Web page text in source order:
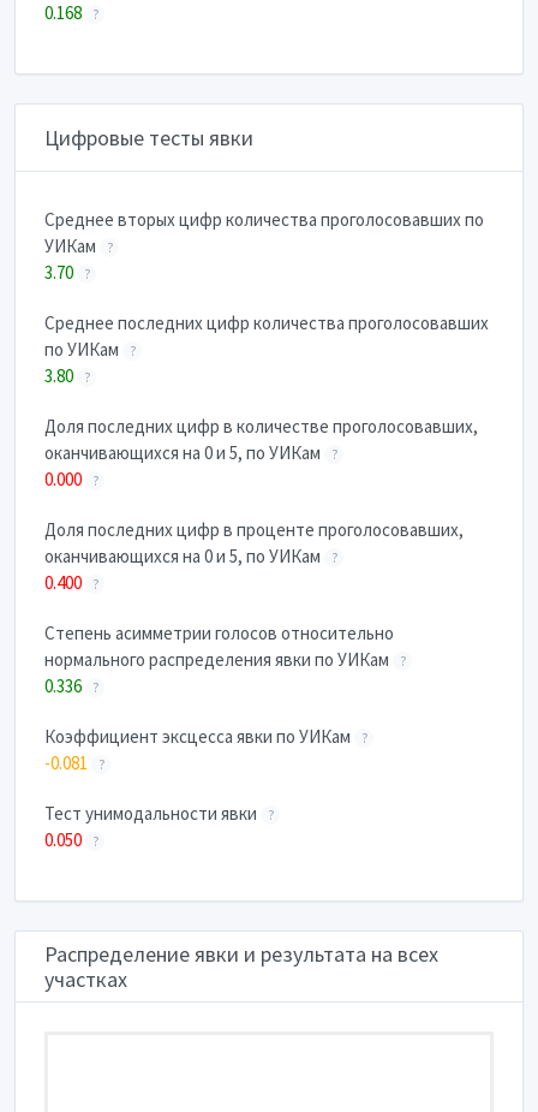
0.168 ?
Цифровые тесты явки
Cреднее вторых цифр количества проголосовавших по
УИКам
?
3.70 ?
Cреднее последних цифр количества проголосовавших
по УИКам
?
3.80 ?
Доля последних цифр в количестве проголосовавших,
оканчивающихся на 0 и 5, по УИКам
?
0.000 ?
Доля последних цифр в проценте проголосовавших,
оканчивающихся на 0 и 5, по УИКам
?
0.400 ?
Степень асимметрии голосов относительно
нормального распределения явки по УИКам
?
0.336 ?
Коэффициент эксцесса явки по УИКам ?
-0.081 ?
Тест унимодальности явки ?
0.050 ?
Распределение явки и результата на всех
участках